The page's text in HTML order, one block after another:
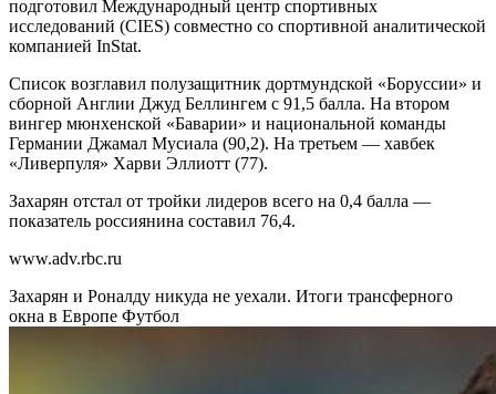
подготовил Международный центр спортивных
исследований (CIES) совместно со спортивной аналитической
компанией InStat.
Список возглавил полузащитник дортмундской «Боруссии» и
сборной Англии Джуд Беллингем с 91,5 балла. На втором
вингер мюнхенской «Баварии» и национальной команды
Германии Джамал Мусиала (90,2). На третьем — хавбек
«Ливерпуля» Харви Эллиотт (77).
Захарян отстал от тройки лидеров всего на 0,4 балла —
показатель россиянина составил 76,4.
www.adv.rbc.ru
Захарян и Роналду никуда не уехали. Итоги трансферного
окна в Европе Футбол